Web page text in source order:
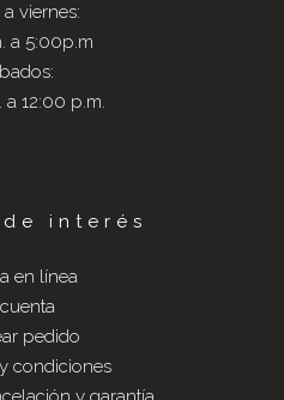
viernes:
a 5:00p.m
a 12:00 p.m.
interés
en línea
pedido
condiciones